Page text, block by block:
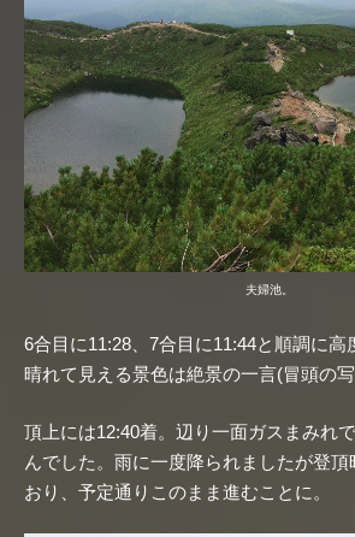
夫婦池。
6合目に11:28、7合目に11:44と順調に高
晴れて見える景色は絶景の一言(冒頭の写
頂上には12:40着。辺り一面ガスまみれ
んでした。雨に一度降られましたが登
おり、予定通りこのまま進むことに。